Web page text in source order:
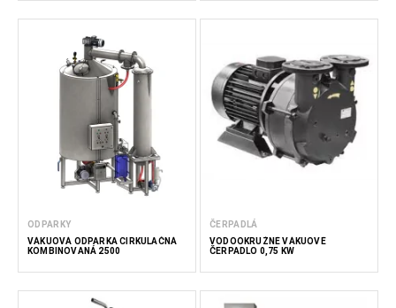
ODPARKY
VÁKUOVÁ ODPARKA CIRKULAČNÁ
KOMBINOVANÁ 2500
ČERPADLÁ
VODOOKRUŽNÉ VÁKUOVÉ
ČERPADLO 0,75 KW